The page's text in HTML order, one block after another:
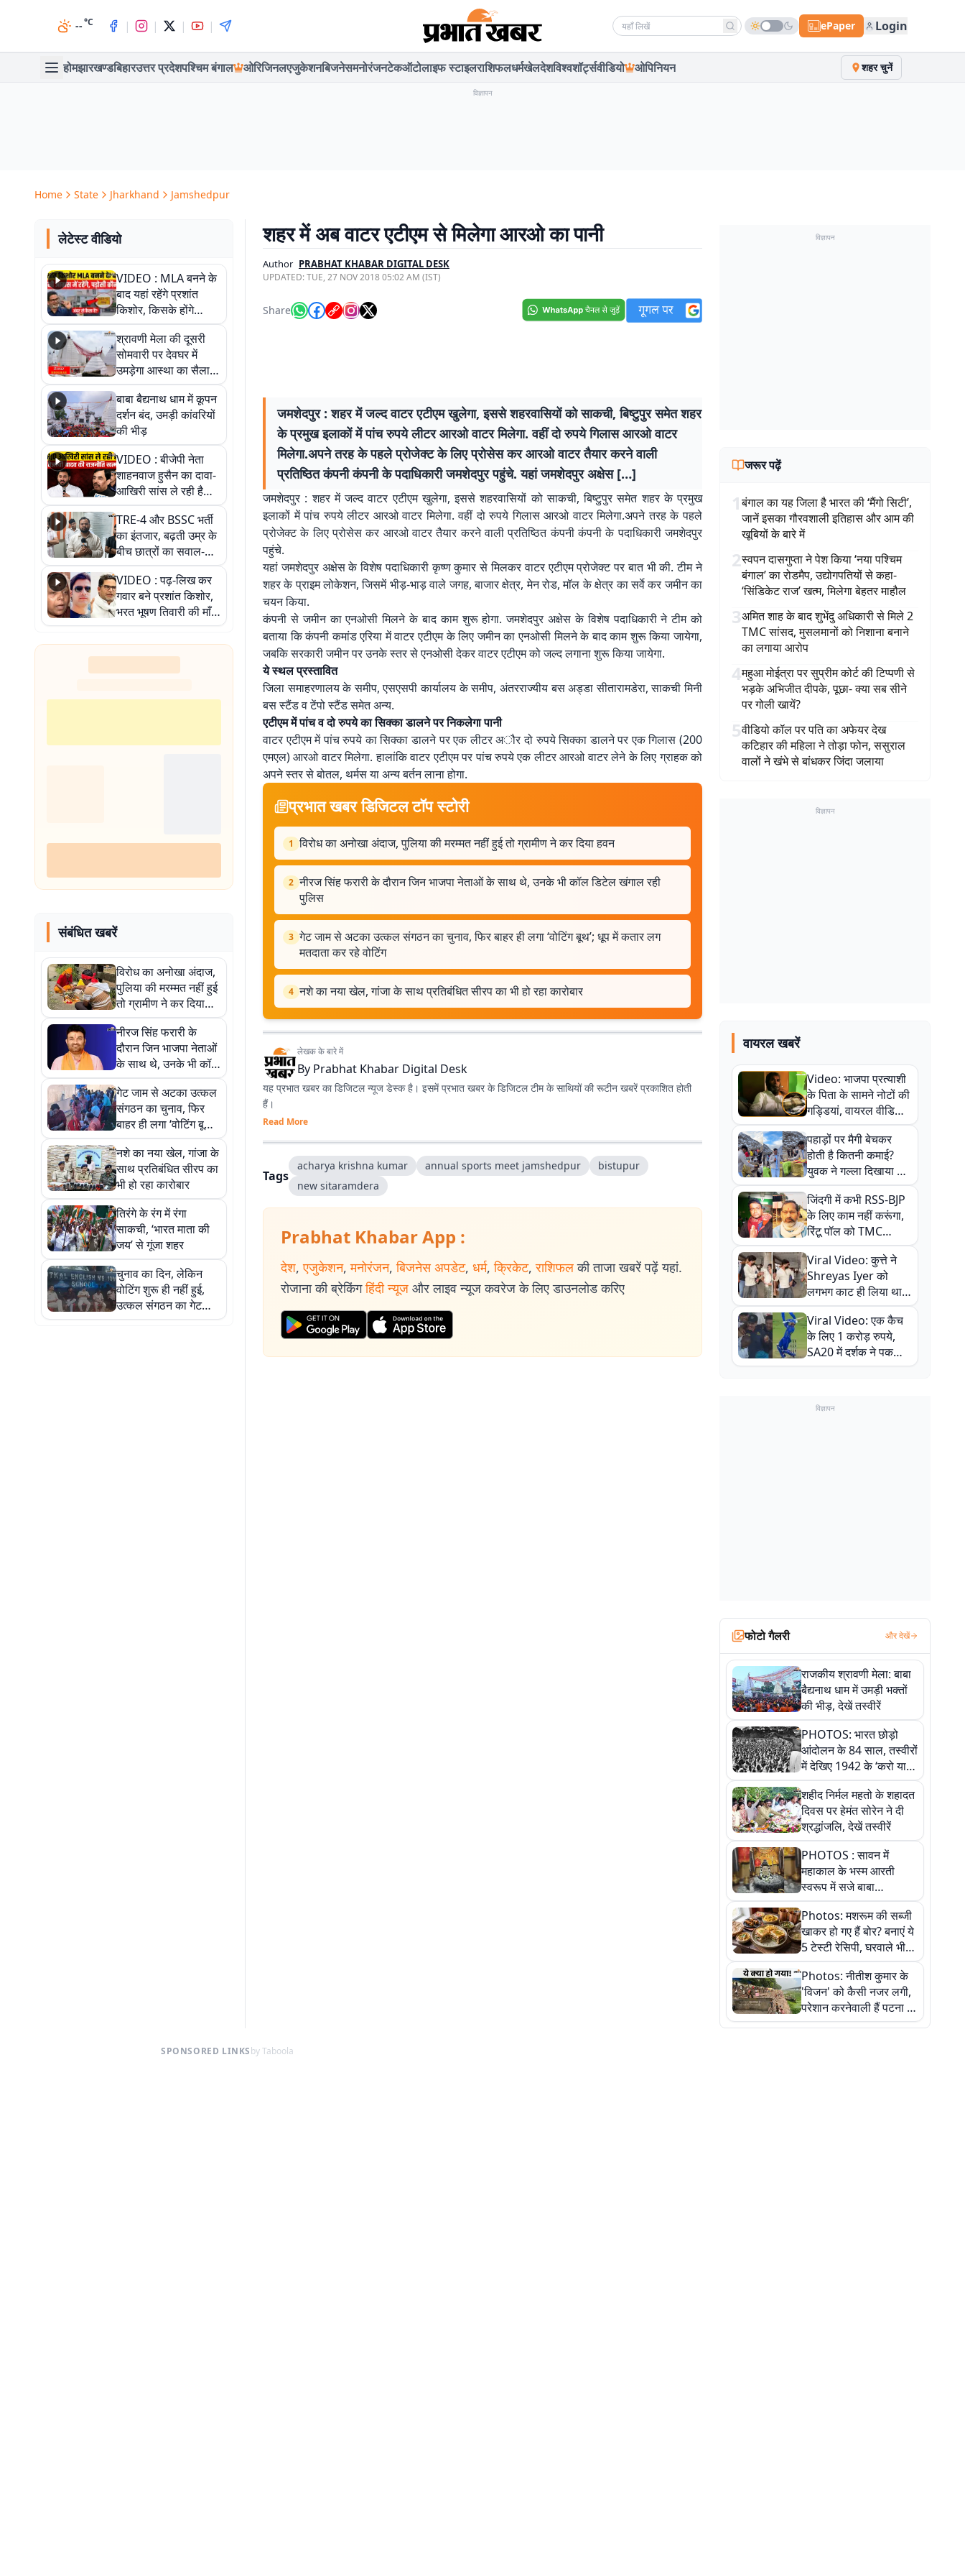
--°C | | | | Search news ePaper Login
होमझारखण्डबिहारउत्तर प्रदेशपश्चिम बंगाल ओरिजिनलएजुकेशनबिजनेसमनोरंजनटेकऑटोलाइफ स्टाइलराशिफलधर्मखेलदेशविश्वशॉर्ट्सवीडियो ओपिनियन शहर चुनें
विज्ञापन
Home State Jharkhand Jamshedpur
लेटेस्ट वीडियो
VIDEO : MLA बनने के
बाद यहां रहेंगे प्रशांत
किशोर, किसके होंगे
पड़ोसी? वीडियो में देखिए
कैसा है पीके का नया
ठिकाना
श्रावणी मेला की दूसरी
सोमवारी पर देवघर में
उमड़ेगा आस्था का सैलाब,
तीन लाख से अधिक
श्रद्धालुओं के पहुंचने का
अनुमान
बाबा बैद्यनाथ धाम में कूपन
दर्शन बंद, उमड़ी कांवरियों
की भीड़
VIDEO : बीजेपी नेता
शाहनवाज हुसैन का दावा-
आखिरी सांस ले रही है
RJD, तेजस्वी को लेकर
क्या कहा, सुनिए
TRE-4 और BSSC भर्ती
का इंतजार, बढ़ती उम्र के
बीच छात्रों का सवाल-
आखिर कब आएगी बहाली?
देखें वीडियो
VIDEO : पढ़-लिख कर
गवार बने प्रशांत किशोर,
भरत भूषण तिवारी की माँ ने
कहा नहीं थी उम्मीद, बेटा
था तो किसी को बोलने की
नहीं थी हिम्मत
संबंधित खबरें
विरोध का अनोखा अंदाज,
पुलिया की मरम्मत नहीं हुई
तो ग्रामीण ने कर दिया
हवन
नीरज सिंह फरारी के
दौरान जिन भाजपा नेताओं
के साथ थे, उनके भी कॉल
डिटेल खंगाल रही पुलिस
गेट जाम से अटका उत्कल
संगठन का चुनाव, फिर
बाहर ही लगा ‘वोटिंग बूथ’;
धूप में कतार लग मतदाता
कर रहे वोटिंग
नशे का नया खेल, गांजा के
साथ प्रतिबंधित सीरप का
भी हो रहा कारोबार
तिरंगे के रंग में रंगा
साकची, ‘भारत माता की
जय’ से गूंजा शहर
चुनाव का दिन, लेकिन
वोटिंग शुरू ही नहीं हुई,
उत्कल संगठन का गेट
जाम कर विपक्ष का विरोध
शहर में अब वाटर एटीएम से मिलेगा आरओ का पानी
Author PRABHAT KHABAR DIGITAL DESK
UPDATED:TUE, 27 NOV 2018 05:02 AM (IST)
Share
जमशेदपुर : शहर में जल्द वाटर एटीएम खुलेगा, इससे शहरवासियों को साकची, बिष्टुपुर समेत शहर
के प्रमुख इलाकों में पांच रुपये लीटर आरओ वाटर मिलेगा. वहीं दो रुपये गिलास आरओ वाटर
मिलेगा.अपने तरह के पहले प्रोजेक्ट के लिए प्रोसेस कर आरओ वाटर तैयार करने वाली
प्रतिष्ठित कंपनी कंपनी के पदाधिकारी जमशेदपुर पहुंचे. यहां जमशेदपुर अक्षेस […]
जमशेदपुर : शहर में जल्द वाटर एटीएम खुलेगा, इससे शहरवासियों को साकची, बिष्टुपुर समेत शहर के प्रमुख
इलाकों में पांच रुपये लीटर आरओ वाटर मिलेगा. वहीं दो रुपये गिलास आरओ वाटर मिलेगा.अपने तरह के पहले
प्रोजेक्ट के लिए प्रोसेस कर आरओ वाटर तैयार करने वाली प्रतिष्ठित कंपनी कंपनी के पदाधिकारी जमशेदपुर
पहुंचे.
यहां जमशेदपुर अक्षेस के विशेष पदाधिकारी कृष्ण कुमार से मिलकर वाटर एटीएम प्रोजेक्ट पर बात भी की. टीम ने
शहर के प्राइम लोकेशन, जिसमें भीड़-भाड़ वाले जगह, बाजार क्षेत्र, मेन रोड, मॉल के क्षेत्र का सर्वे कर जमीन का
चयन किया.
कंपनी से जमीन का एनओसी मिलने के बाद काम शुरू होगा. जमशेदपुर अक्षेस के विशेष पदाधिकारी ने टीम को
बताया कि कंपनी कमांड एरिया में वाटर एटीएम के लिए जमीन का एनओसी मिलने के बाद काम शुरू किया जायेगा,
जबकि सरकारी जमीन पर उनके स्तर से एनओसी देकर वाटर एटीएम को जल्द लगाना शुरू किया जायेगा.
ये स्थल प्रस्तावित
जिला समाहरणालय के समीप, एसएसपी कार्यालय के समीप, अंतरराज्यीय बस अड्डा सीतारामडेरा, साकची मिनी
बस स्टैंड व टेंपो स्टैंड समेत अन्य.
एटीएम में पांच व दो रुपये का सिक्का डालने पर निकलेगा पानी
वाटर एटीएम में पांच रुपये का सिक्का डालने पर एक लीटर अौर दो रुपये सिक्का डालने पर एक गिलास (200
एमएल) आरओ वाटर मिलेगा. हालांकि वाटर एटीएम पर पांच रुपये एक लीटर आरओ वाटर लेने के लिए ग्राहक को
अपने स्तर से बोतल, थर्मस या अन्य बर्तन लाना होगा.
प्रभात खबर डिजिटल टॉप स्टोरी
1 विरोध का अनोखा अंदाज, पुलिया की मरम्मत नहीं हुई तो ग्रामीण ने कर दिया हवन
2 नीरज सिंह फरारी के दौरान जिन भाजपा नेताओं के साथ थे, उनके भी कॉल डिटेल खंगाल रही
पुलिस
3 गेट जाम से अटका उत्कल संगठन का चुनाव, फिर बाहर ही लगा ‘वोटिंग बूथ’; धूप में कतार लग
मतदाता कर रहे वोटिंग
4 नशे का नया खेल, गांजा के साथ प्रतिबंधित सीरप का भी हो रहा कारोबार
लेखक के बारे में
By Prabhat Khabar Digital Desk
यह प्रभात खबर का डिजिटल न्यूज डेस्क है। इसमें प्रभात खबर के डिजिटल टीम के साथियों की रूटीन खबरें प्रकाशित होती
हैं।
Read More
Tags
acharya krishna kumar annual sports meet jamshedpur
bistupur
new sitaramdera
Prabhat Khabar App :
देश, एजुकेशन, मनोरंजन, बिजनेस अपडेट, धर्म, क्रिकेट, राशिफल की ताजा खबरें पढ़ें यहां.
रोजाना की ब्रेकिंग हिंदी न्यूज और लाइव न्यूज कवरेज के लिए डाउनलोड करिए
विज्ञापन
जरूर पढ़ें
1बंगाल का यह जिला है भारत की ‘मैंगो सिटी’,
जानें इसका गौरवशाली इतिहास और आम की
खूबियों के बारे में
2स्वपन दासगुप्ता ने पेश किया ‘नया पश्चिम
बंगाल’ का रोडमैप, उद्योगपतियों से कहा-
‘सिंडिकेट राज’ खत्म, मिलेगा बेहतर माहौल
3अमित शाह के बाद शुभेंदु अधिकारी से मिले 2
TMC सांसद, मुसलमानों को निशाना बनाने
का लगाया आरोप
4महुआ मोईत्रा पर सुप्रीम कोर्ट की टिप्पणी से
भड़के अभिजीत दीपके, पूछा- क्या सब सीने
पर गोली खायें?
5वीडियो कॉल पर पति का अफेयर देख
कटिहार की महिला ने तोड़ा फोन, ससुराल
वालों ने खंभे से बांधकर जिंदा जलाया
विज्ञापन
वायरल खबरें
Video: भाजपा प्रत्याशी
के पिता के सामने नोटों की
गड्डियां, वायरल वीडियो
से राजनीति में उबाल,
अजित महतो बोले- TMC
की गंदी चाल
पहाड़ों पर मैगी बेचकर
होती है कितनी कमाई?
युवक ने गल्ला दिखाया तो
नौकरी वालों के खड़े हो गए
कान
जिंदगी में कभी RSS-BJP
के लिए काम नहीं करूंगा,
रिंटू पॉल को TMC
ऑफिस में ले जाकर पीटा,
Video वायरल
Viral Video: कुत्ते ने
Shreyas Iyer को
लगभग काट ही लिया था,
न्यूजीलैंड सीरीज से पहले
बाल-बाल बचे
Viral Video: एक कैच
के लिए 1 करोड़ रुपये,
SA20 में दर्शक ने पकड़ा
एक हाथ से गजब का कैच
विज्ञापन
फोटो गैलरी और देखें
राजकीय श्रावणी मेला: बाबा
बैद्यनाथ धाम में उमड़ी भक्तों
की भीड़, देखें तस्वीरें
PHOTOS: भारत छोड़ो
आंदोलन के 84 साल, तस्वीरों
में देखिए 1942 के ‘करो या
मरो’ आंदोलन की कहानी
शहीद निर्मल महतो के शहादत
दिवस पर हेमंत सोरेन ने दी
श्रद्धांजलि, देखें तस्वीरें
PHOTOS : सावन में
महाकाल के भस्म आरती
स्वरूप में सजे बाबा
औघड़दानी, तस्वीरों में करें
अद्भुत दर्शन
Photos: मशरूम की सब्जी
खाकर हो गए हैं बोर? बनाएं ये
5 टेस्टी रेसिपी, घरवाले भी
मांगेंगे बार-बार
Photos: नीतीश कुमार के
'विजन' को कैसी नजर लगी,
परेशान करनेवाली हैं पटना में
गंगा घाट की ये 11 तस्वीरें
SPONSORED LINKSby Taboola